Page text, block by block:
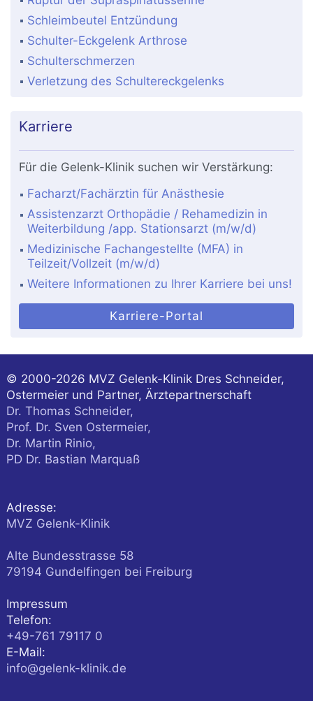
Schleimbeutel Entzündung
Schulter-Eckgelenk Arthrose
Schulterschmerzen
Verletzung des Schultereckgelenks
Karriere
Für die Gelenk-Klinik suchen wir Verstärkung:
Facharzt/Fachärztin für Anästhesie
Assistenzarzt Orthopädie / Rehamedizin in
Weiterbildung /app. Stationsarzt (m/w/d)
Medizinische Fachangestellte (MFA) in
Teilzeit/Vollzeit (m/w/d)
Weitere Informationen zu Ihrer Karriere bei uns!
Karriere-Portal
© 2000-2026 MVZ Gelenk-Klinik Dres Schneider,
Ostermeier und Partner, Ärztepartnerschaft
Dr. Thomas Schneider,
Prof. Dr. Sven Ostermeier,
Dr. Martin Rinio,
PD Dr. Bastian Marquaß
Adresse:
MVZ Gelenk-Klinik
Alte Bundesstrasse 58
79194 Gundelfingen bei Freiburg
Impressum
Telefon:
+49-761 79117 0
E-Mail:
info@gelenk-klinik.de